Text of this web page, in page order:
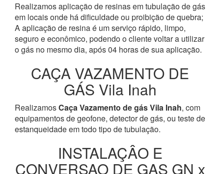
Realizamos aplicação de resinas em tubulação de gás
em locais onde há dificuldade ou proibição de quebra;
A aplicação de resina é um serviço rápido, limpo,
seguro e econômico, podendo o cliente voltar a utilizar
o gás no mesmo dia, após 04 horas de sua aplicação.
CAÇA VAZAMENTO DE
GÁS Vila Inah
RealizamosCaça Vazamento de gás Vila Inah, com
equipamentos de geofone, detector de gás, ou teste de
estanqueidade em todo tipo de tubulação.
INSTALAÇÂO E
CONVERSAO DE GAS GN x